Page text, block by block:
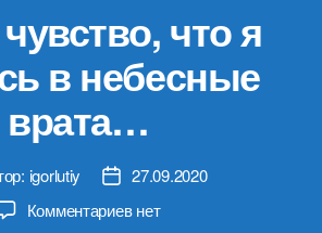
что я
в небесные
врата…
igorlutiy
Дата27.09.2020
Комментариевк
нет